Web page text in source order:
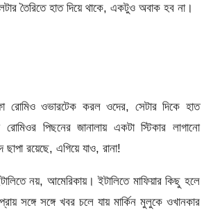
তৈরিতে হাত দিয়ে থাকে, একটুও অবাক হব না।
ওভারটেক করল ওদের, সেটার দিকে হাত
পিছনের জানালায় একটা স্টিকার লাগানো
ছাপা রয়েছে, এগিয়ে যাও, রানা!
নয়, আমেরিকায়। ইটালিতে মাফিয়ার কিছু হলে
সঙ্গে সঙ্গে খবর চলে যায় মার্কিন মুলুকে ওখানকার